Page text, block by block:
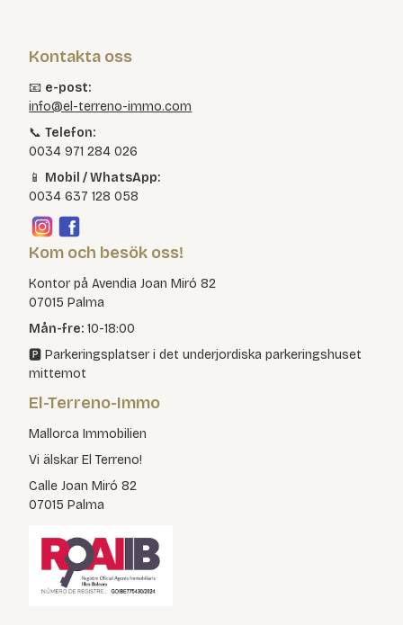
Kontakta oss
📧 e-post:
info@el-terreno-immo.com
📞Telefon:
0034 971 284 026
📱 Mobil / WhatsApp:
0034 637 128 058
Kom och besök oss!
Kontor på Avendia Joan Miró 82
07015 Palma
Mån-fre: 10-18:00
🅿️ Parkeringsplatser i det underjordiska parkeringshuset
mittemot
El-Terreno-Immo
Mallorca Immobilien
Vi älskar El Terreno!
Calle Joan Miró 82
07015 Palma